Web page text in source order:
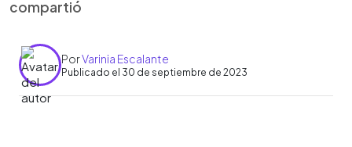
compartió
PorVarinia Escalante
Publicado el 30 de septiembre de 2023